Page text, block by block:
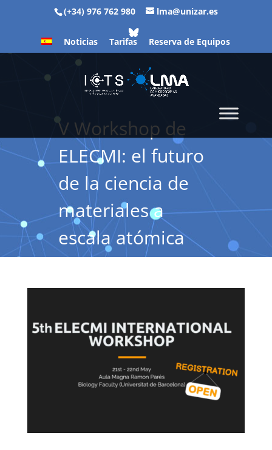
(+34) 976 762 980 lma@unizar.es
Noticias Tarifas Reserva de Equipos
V Workshop de
ELECMI: el futuro
de la ciencia de
materiales a
escala atómica